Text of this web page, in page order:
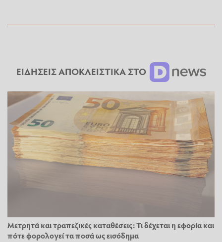
ΕΙΔΗΣΕΙΣ ΑΠΟΚΛΕΙΣΤΙΚΑ ΣΤΟ
Μετρητά και τραπεζικές καταθέσεις: Τι δέχεται η εφορία και
πότε φορολογεί τα ποσά ως εισόδημα